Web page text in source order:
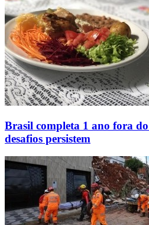
Brasil completa 1 ano fora
desafios persistem